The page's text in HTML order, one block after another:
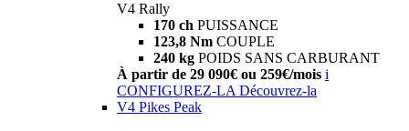
V4 Rally
170 ch PUISSANCE
123,8 Nm COUPLE
240 kg POIDS SANS CARBURANT
À partir de 29 090€ ou 259€/mois i
CONFIGUREZ-LA Découvrez-la
V4 Pikes Peak